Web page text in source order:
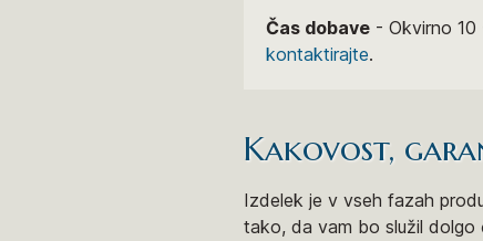
Čas dobave - Okvirno
kontaktirajte.
Kakovost,
Izdelek je v vseh fazah
tako, da vam bo služil dolgo